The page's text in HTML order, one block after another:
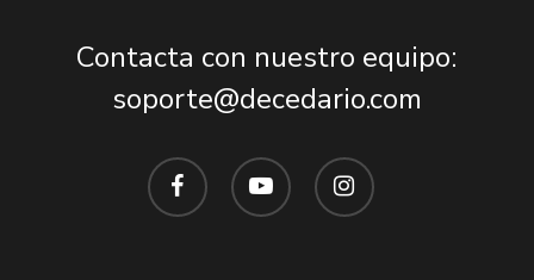
pueden
pueden
elegir
en
la
Contacta con nuestro equipo:
soporte@decedario.com
facebook youtube instagram